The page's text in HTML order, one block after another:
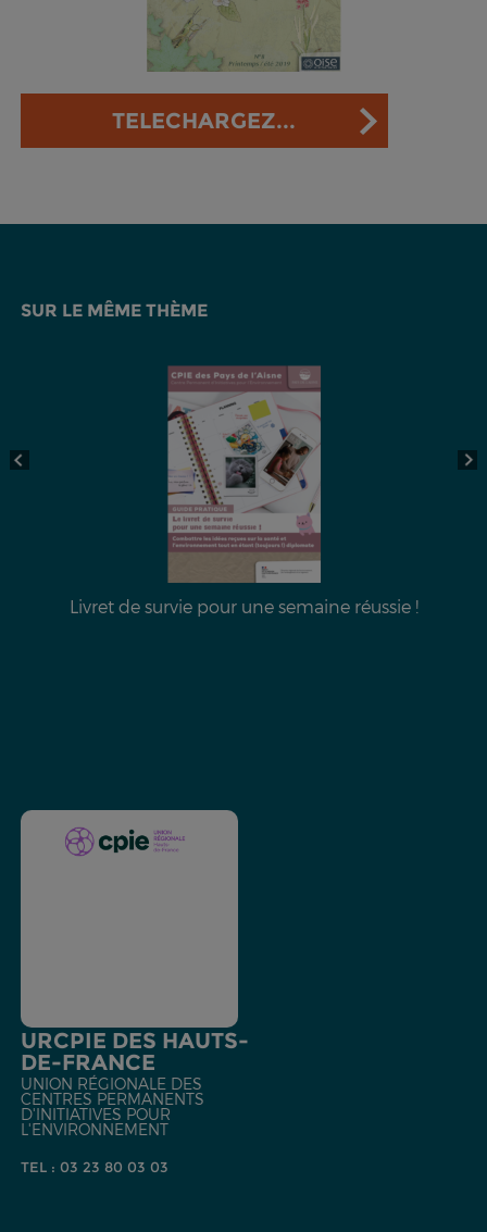
TELECHARGEZ...
SUR LE MÊME THÈME
Livret de survie pour une semaine réussie !
URCPIE DES HAUTS-
DE-FRANCE
UNION RÉGIONALE DES
CENTRES PERMANENTS
D'INITIATIVES POUR
L'ENVIRONNEMENT
TEL : 03 23 80 03 03